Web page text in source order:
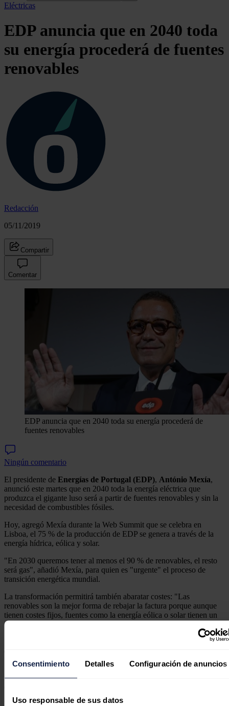
Consentimiento Detalles Configuración de anuncios
Uso responsable de sus datos
Eléctricas
EDP anuncia que en 2040 toda
su energía procederá de fuentes
renovables
Redacción
05/11/2019
Compartir
Comentar
EDP anuncia que en 2040 toda su energía procederá de
fuentes renovables
Ningún comentario
El presidente de Energías de Portugal (EDP), António Mexía,
anunció este martes que en 2040 toda la energía eléctrica que
produzca el gigante luso será a partir de fuentes renovables y sin la
necesidad de combustibles fósiles.
Hoy, agregó Mexía durante la Web Summit que se celebra en
Lisboa, el 75 % de la producción de EDP se genera a través de la
energía hídrica, eólica y solar.
"En 2030 queremos tener al menos el 90 % de renovables, el resto
será gas", añadió Mexía, para quien es "urgente" el proceso de
transición energética mundial.
La transformación permitirá también abaratar costes: "Las
renovables son la mejor forma de rebajar la factura porque aunque
tienen costes fijos, fuentes como la energía eólica o solar tienen un
coste marginal nulo".
"No tenemos alternativa, si no convertimos nuestra agenda climática
"No tenemos planeta B", insistió el empresario luso, que también
instó a los gobiernos a que no demoren sus decisiones para luchar
La Web Summit, una de las mayores citas tecnológicas del mundo,